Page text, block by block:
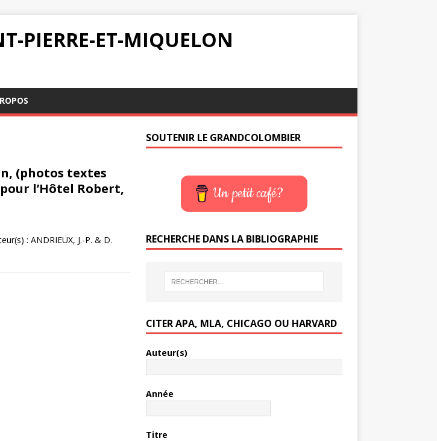
PIERRE-ET-MIQUELON
(photos textes
l’Hôtel Robert,
: ANDRIEUX, J.-P. & D.
SOUTENIR LE GRANDCOLOMBIER
Un petit café?
RECHERCHE DANS LA BIBLIOGRAPHIE
CITER APA, MLA, CHICAGO OU HARVARD
Auteur(s)
Année
Titre